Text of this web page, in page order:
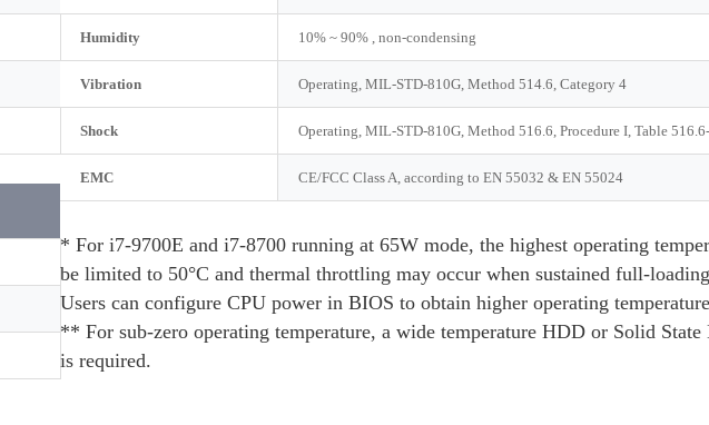
Humidity 10% ~ 90% , non-condensing
Vibration Operating, MIL-STD-810G, Method 514.6, Category 4
Shock Operating, MIL-STD-810G, Method 516.6, Procedure I, Table
EMC CE/FCC Class A, according to EN 55032 & EN 55024
* For i7-9700E and i7-8700 running at 65W mode, the highest operating
be limited to 50°C and thermal throttling may occur when sustained full-
Users can configure CPU power in BIOS to obtain higher operating
** For sub-zero operating temperature, a wide temperature HDD or Solid
is required.